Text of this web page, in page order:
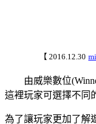
【2016.12.30
由威樂數位
這裡玩家可選擇不同
為了讓玩家更加了解